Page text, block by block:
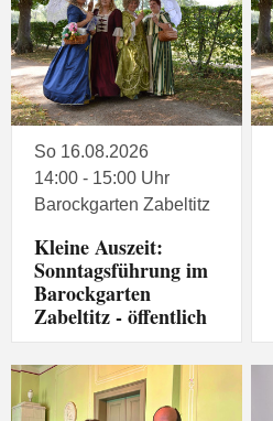
So 16.08.2026
14:00 - 15:00 Uhr
Barockgarten Zabeltitz
Kleine Auszeit:
Sonntagsführung im
Barockgarten
Zabeltitz - öffentlich